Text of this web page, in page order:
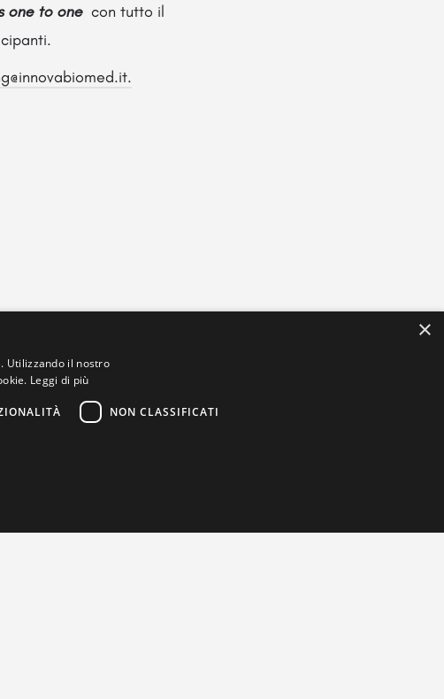
one to onecon tutto il
×
Utilizzando il nostro
Leggi di più
NON CLASSIFICATI